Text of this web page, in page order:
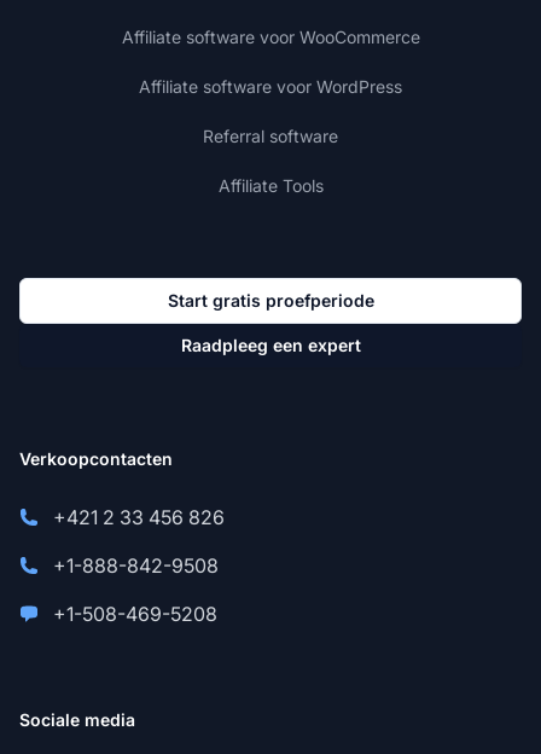
Affiliate software voor WooCommerce
Affiliate software voor WordPress
Referral software
Affiliate Tools
Start gratis proefperiode
Raadpleeg een expert
Verkoopcontacten
+421 2 33 456 826
+1-888-842-9508
+1-508-469-5208
Sociale media